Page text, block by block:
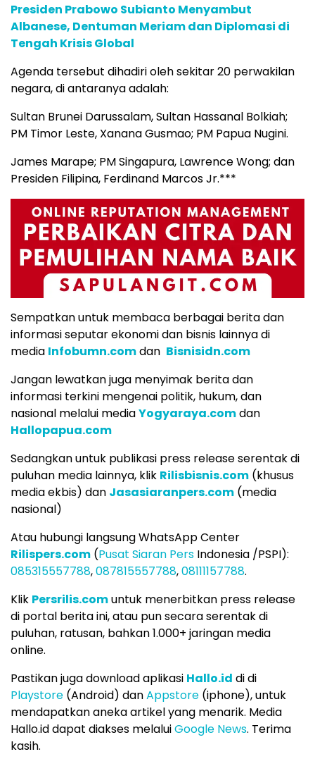
Presiden Prabowo Subianto Menyambut
Albanese, Dentuman Meriam dan Diplomasi di
Tengah Krisis Global
Agenda tersebut dihadiri oleh sekitar 20 perwakilan
negara, di antaranya adalah:
Sultan Brunei Darussalam, Sultan Hassanal Bolkiah;
PM Timor Leste, Xanana Gusmao; PM Papua Nugini.
James Marape; PM Singapura, Lawrence Wong; dan
Presiden Filipina, Ferdinand Marcos Jr.***
Sempatkan untuk membaca berbagai berita dan
informasi seputar ekonomi dan bisnis lainnya di
media Infobumn.comdan Bisnisidn.com
Jangan lewatkan juga menyimak berita dan
informasi terkini mengenai politik, hukum, dan
nasional melalui mediaYogyaraya.comdan
Hallopapua.com
Sedangkan untuk publikasi press release serentak di
puluhan media lainnya, klik Rilisbisnis.com (khusus
media ekbis) dan Jasasiaranpers.com (media
nasional)
Atau hubungi langsung WhatsApp Center
Rilispers.com (Pusat Siaran Pers Indonesia /PSPI):
085315557788,087815557788,08111157788.
Klik Persrilis.comuntuk menerbitkan press release
di portal berita ini, atau pun secara serentak di
puluhan, ratusan, bahkan 1.000+ jaringan media
online.
Pastikan juga download aplikasi Hallo.id di di
Playstore (Android) danAppstore (iphone), untuk
mendapatkan aneka artikel yang menarik. Media
Hallo.id dapat diakses melaluiGoogle News. Terima
kasih.